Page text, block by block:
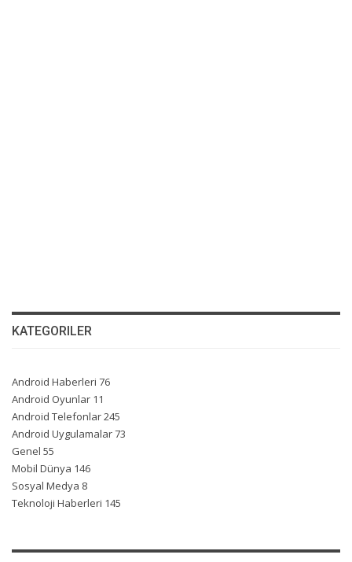
KATEGORILER
Android Haberleri 76
Android Oyunlar 11
Android Telefonlar245
Android Uygulamalar73
Genel 55
Mobil Dünya 146
Sosyal Medya 8
Teknoloji Haberleri 145